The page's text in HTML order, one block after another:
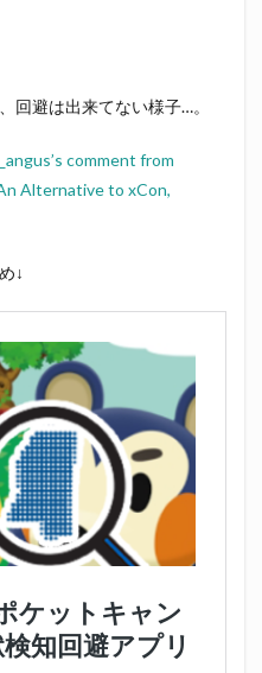
回避は出来てない様子…。
comment from
Alternative to xCon,
↓